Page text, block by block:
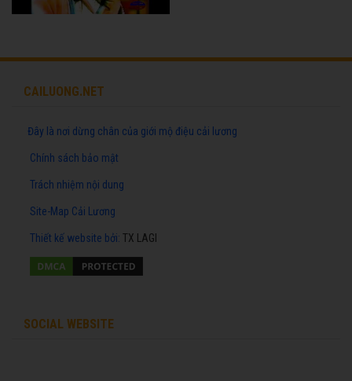
CAILUONG.NET
Đây là nơi dừng chân của giới mộ điệu cải lương
Chính sách bảo mật
Trách nhiệm nội dung
Site-Map Cải Lương
Thiết kế website bởi: TX LAGI
SOCIAL WEBSITE